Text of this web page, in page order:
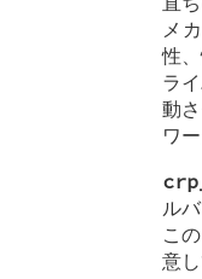
メ
性
ラ
動
ワ
ル
こ
意